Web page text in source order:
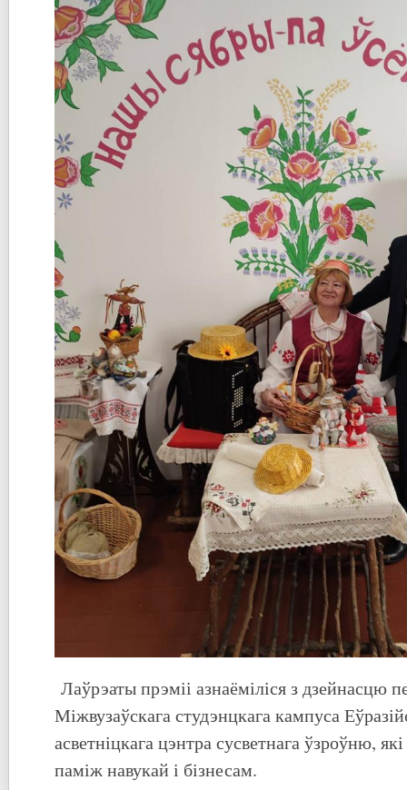
Лаўрэаты прэміі азнаёміліся з дзейнасцю
Міжвузаўскага студэнцкага кампуса
асветніцкага цэнтра сусветнага ўзроўню,
паміж навукай і бізнесам.